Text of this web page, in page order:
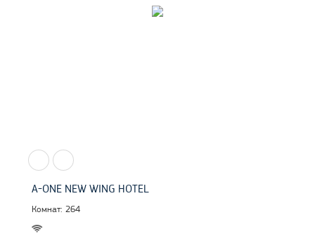
A-ONE NEW WING HOTEL
Комнат: 264